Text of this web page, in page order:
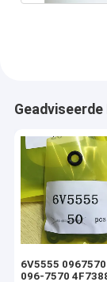
6V5555 0967570
096-7570